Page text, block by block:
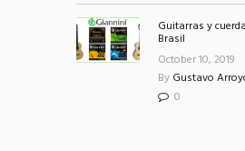
Guitarras y
Brasil
October 10, 2019
By Gustavo
0